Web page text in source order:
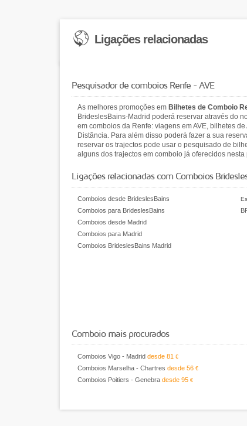
Ligações relacionadas
Pesquisador de comboios Renfe - AVE
As melhores promoções em Bilhetes de Comboio
BrideslesBains-Madrid poderá reservar através do
em comboios da Renfe: viagens em AVE, bilhetes
Distância. Para além disso poderá fazer a sua
reservar os trajectos pode usar o pesquisado de
alguns dos trajectos em comboio já oferecidos nesta
Ligações relacionadas com Comboios
Comboios desde BrideslesBains
Comboios para BrideslesBains
Comboios desde Madrid
Comboios para Madrid
Comboios BrideslesBains Madrid
Comboio mais procurados
Comboios Vigo - Madrid desde 81 €
Comboios Marselha - Chartres desde 56 €
Comboios Poitiers - Genebra desde 95 €